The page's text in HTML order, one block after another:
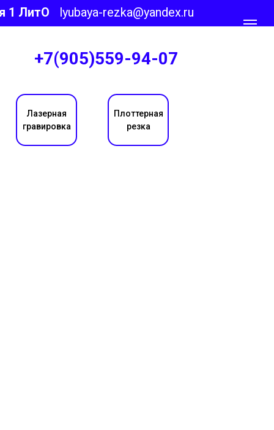
1 ЛитО lyubaya-rezka@yandex.ru
+7(905)559-94-07
Лазерная
гравировка
Плоттерная
резка